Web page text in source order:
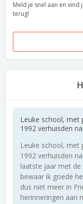
Meld je snel aan en
terug!
Leuke school, met
1992 verhuisden
Leuke school,
1992 verhuisden
laatste jaar met
bewaar ik goede
dus niet meer in
herinneringen aan